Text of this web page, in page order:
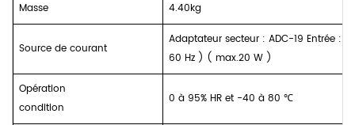
Masse 4.40kg
Source de courant
Adaptateur secteur : ADC-19 Entrée :
60 Hz ) ( max.20 W )
Opération
condition
0 à 95% HR et -40 à 80 ℃